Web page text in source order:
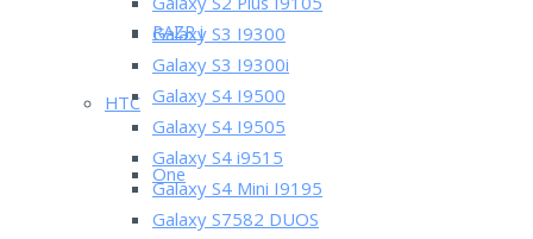
RAZR i
HTC
One
Galaxy S3 I9300
Galaxy S3 I9300i
Galaxy S4 I9500
Galaxy S4 I9505
Galaxy S4 i9515
Galaxy S4 Mini I9195
Galaxy S7582 DUOS